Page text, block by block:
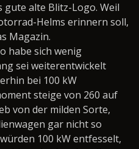
gute alte Blitz-Logo. Weil
Helms erinnern soll,
Magazin.
habe sich wenig
sei weiterentwickelt
bei 100 kW
steige von 260 auf
von der milden Sorte,
gar nicht so
100 kW entfesselt,